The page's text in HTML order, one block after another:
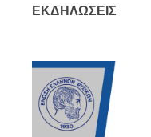
ΕΚΔΗΛΩΣΕΙΣ